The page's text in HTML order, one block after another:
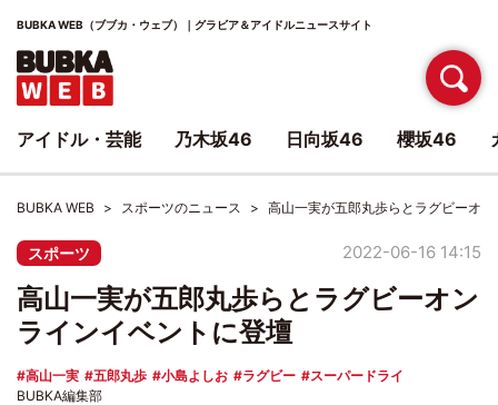
BUBKA WEB（ブブカ・ウェブ）｜グラビア＆アイドルニュースサイト
BUBKA WEB スポーツのニュース 高山一実が五郎丸歩らとラグビーオ
スポーツ 2022-06-16 14:15
高山一実が五郎丸歩らとラグビーオン
ラインイベントに登壇
高山一実 五郎丸歩 小島よしお ラグビー
スーパードライ
BUBKA編集部
アイドル・芸能 乃木坂46 日向坂46 櫻坂46